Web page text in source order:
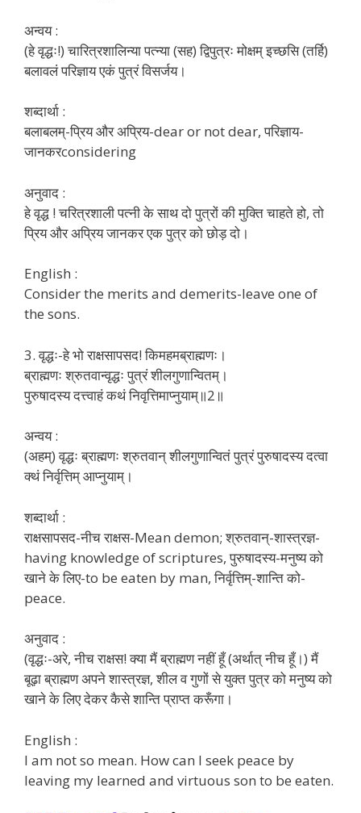
अन्वय :
(हे वृद्धः!) चारित्रशालिन्या पत्न्या (सह) द्विपुत्रः मोक्षम् इच्छसि (तर्हि)
बलावलं परिज्ञाय एकं पुत्रं विसर्जय।
शब्दार्था :
बलाबलम्-प्रिय और अप्रिय-dear or not dear, परिज्ञाय-
जानकरconsidering
अनुवाद :
हे वृद्ध ! चरित्रशाली पत्नी के साथ दो पुत्रों की मुक्ति चाहते हो, तो
प्रिय और अप्रिय जानकर एक पुत्र को छोड़ दो।
English :
Consider the merits and demerits-leave one of
the sons.
3. वृद्धः-हे भो राक्षसापसद! किमहमब्राह्मणः।
ब्राह्मणः श्रुतवान्वृद्धः पुत्रं शीलगुणान्वितम्।
पुरुषादस्य दत्त्वाहं कथं निवृत्तिमाप्नुयाम्॥2॥
अन्वय :
(अहम्) वृद्धः ब्राह्मणः श्रुतवान् शीलगुणान्वितं पुत्रं पुरुषादस्य दत्वा
क्थं निर्वृत्तिम् आप्नुयाम्।
शब्दार्था :
राक्षसापसद-नीच राक्षस-Mean demon; श्रुतवान्-शास्त्रज्ञ-
having knowledge of scriptures, पुरुषादस्य-मनुष्य को
खाने के लिए-to be eaten by man, निर्वृत्तिम्-शान्ति को-
peace.
अनुवाद :
(वृद्धः-अरे, नीच राक्षस! क्या मैं ब्राह्मण नहीं हूँ (अर्थात् नीच हूँ।) मैं
बूढ़ा ब्राह्मण अपने शास्त्रज्ञ, शील व गुणों से युक्त पुत्र को मनुष्य को
खाने के लिए देकर कैसे शान्ति प्राप्त करूँगा।
English :
I am not so mean. How can I seek peace by
leaving my learned and virtuous son to be eaten.